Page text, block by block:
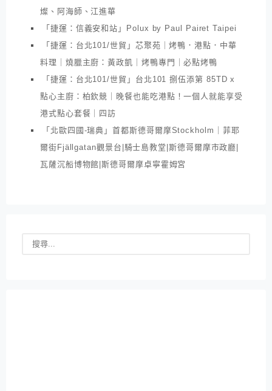
燦、阿海師、江進華
「捷運：信義安和站」Polux by Paul Pairet Taipei
「捷運：台北101/世貿」芯聚苑｜烤鴨．港點．中華
料理｜燒臘主廚：黃政凱｜烤鴨專門｜必點烤鴨
「捷運：台北101/世貿」台北101 捌伍添第 85TD x
點心主廚：柏欽競｜晚餐也能吃港點！一個人就能享受
港式點心套餐｜四訪
「北歐四國-瑞典」首都斯德哥爾摩Stockholm｜菲耶
爾街Fjällgatan觀景台|騎士島教堂|斯德哥爾摩市政廳|
瓦薩沉船博物館|斯德哥爾摩卓寧霍姆宮